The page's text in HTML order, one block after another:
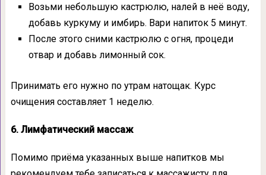
Возьми небольшую кастрюлю, налей в неё воду,
добавь куркуму и имбирь. Вари напиток 5 минут.
После этого сними кастрюлю с огня, процеди
отвар и добавь лимонный сок.
Принимать его нужно по утрам натощак. Курс
очищения составляет 1 неделю.
6. Лимфатический массаж
Помимо приёма указанных выше напитков мы